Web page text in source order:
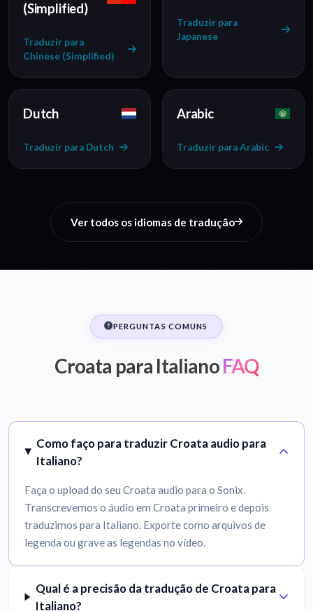
(Simplified)
Traduzir para
Chinese (Simplified)
Traduzir para
Japanese
Dutch
Traduzir para Dutch
Arabic
Traduzir para Arabic
Ver todos os idiomas de tradução
PERGUNTAS COMUNS
Croata para ItalianoFAQ
Como faço para traduzir Croata audio para
Italiano?
Faça o upload do seu Croata audio para o Sonix.
Transcrevemos o áudio em Croata primeiro e depois
traduzimos para Italiano. Exporte como arquivos de
legenda ou grave as legendas no vídeo.
Qual é a precisão da tradução de Croata para
Italiano?